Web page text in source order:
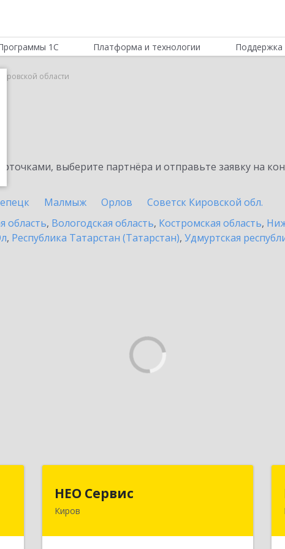
1С Платформа и технологии Поддержка
области
выберите партнёра и отправьте заявку на
Малмыж Орлов
Советск Кировской обл.
область, Вологодская область, Костромская область,
, Республика Татарстан (Татарстан), Удмуртская
НЕО Сервис
Киров